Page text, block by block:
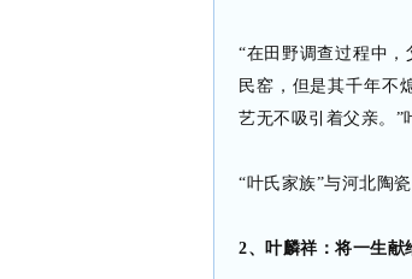
“在田野调查过程中
民窑，但是其千年不
艺无不吸引着父亲。”
“叶氏家族”与河北陶
2、叶麟祥：将一生献